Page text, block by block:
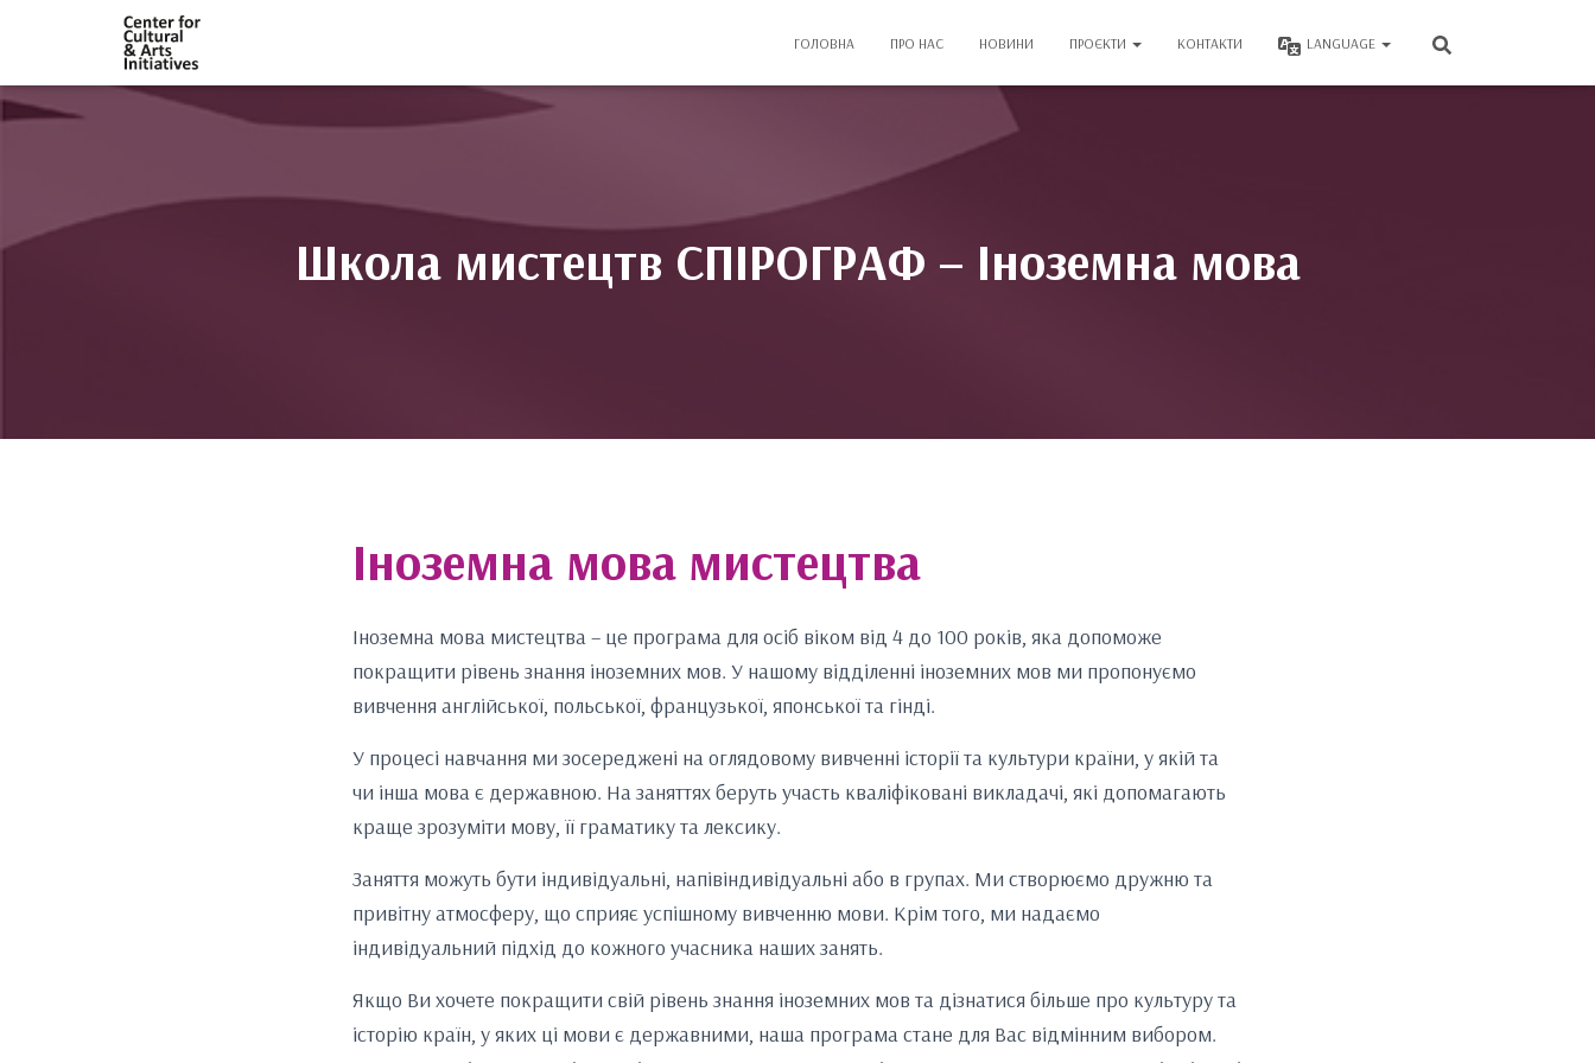
ГОЛОВНА ПРО НАС НОВИНИ ПРОЄКТИ КОНТАКТИ LANGUAGE
Школа мистецтв СПІРОГРАФ – Іноземна мова
Іноземна мова мистецтва
Іноземна мова мистецтва – це програма для осіб віком від 4 до 100 років, яка допоможе
покращити рівень знання іноземних мов. У нашому відділенні іноземних мов ми пропонуємо
вивчення англійської, польської, французької, японської та гінді.
У процесі навчання ми зосереджені на оглядовому вивченні історії та культури країни, у якій та
чи інша мова є державною. На заняттях беруть участь кваліфіковані викладачі, які допомагають
краще зрозуміти мову, її граматику та лексику.
Заняття можуть бути індивідуальні, напівіндивідуальні або в групах. Ми створюємо дружню та
привітну атмосферу, що сприяє успішному вивченню мови. Крім того, ми надаємо
індивідуальний підхід до кожного учасника наших занять.
Якщо Ви хочете покращити свій рівень знання іноземних мов та дізнатися більше про культуру та
історію країн, у яких ці мови є державними, наша програма стане для Вас відмінним вибором.